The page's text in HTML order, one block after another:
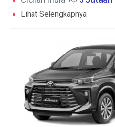
Disclamer fitur Toyota Sienta:
sewaktu-waktu tanpa
disebutkan disini, untuk lebih
lakukan test drive kepada
Lihat Selengkapnya